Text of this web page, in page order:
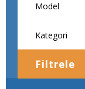
Filtrele